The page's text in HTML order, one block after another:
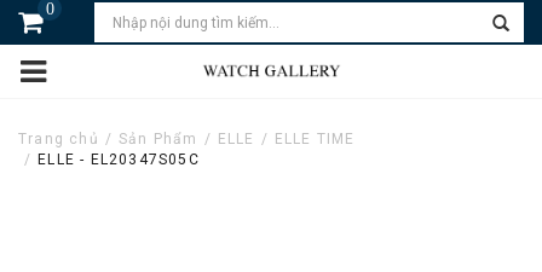
0
Trang chủ Sản Phẩm ELLE
ELLE TIME
ELLE - EL20347S05C